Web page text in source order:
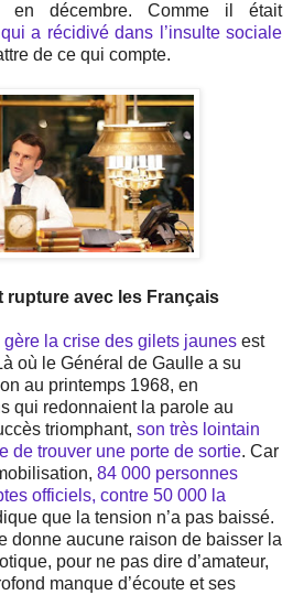
décembre. Comme il était
qui a récidivé dans l’insulte sociale
de ce qui compte.
rupture avec les Français
la crise des gilets jaunes est
où le Général de Gaulle a su
au printemps 1968, en
qui redonnaient la parole au
triomphant, son très lointain
de trouver une porte de sortie. Car
84 000 personnes
officiels, contre 50 000 la
que la tension n’a pas baissé.
donne aucune raison de baisser la
pour ne pas dire d’amateur,
manque d’écoute et ses